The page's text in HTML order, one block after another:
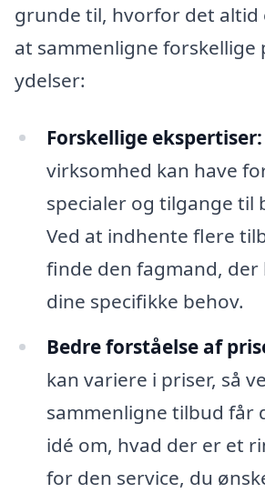
grunde til, hvorfor det altid
at sammenligne forskellige
ydelser:
Forskellige ekspertiser:
virksomhed kan have
specialer og tilgange til
Ved at indhente flere
finde den fagmand,
dine specifikke behov.
Bedre forståelse af
kan variere i priser, så
sammenligne tilbud får
idé om, hvad der er et
for den service, du